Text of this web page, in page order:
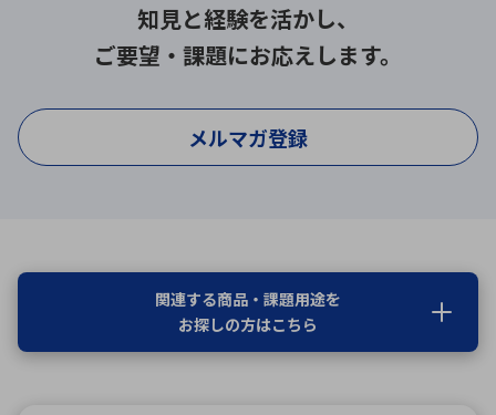
知見と経験を活かし、
ご要望・課題にお応えします。
メルマガ登録
関連する商品・課題用途を
お探しの方はこちら